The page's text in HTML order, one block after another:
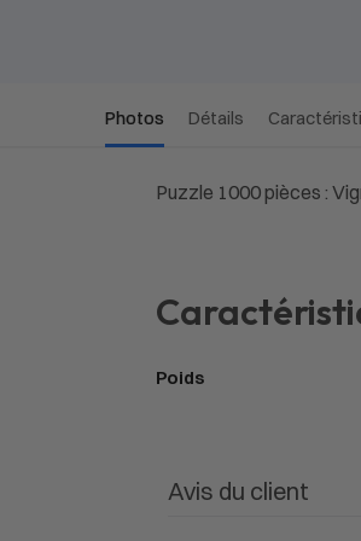
Photos Détails
Puzzle 1000 pièces :
Poids
Avis du client